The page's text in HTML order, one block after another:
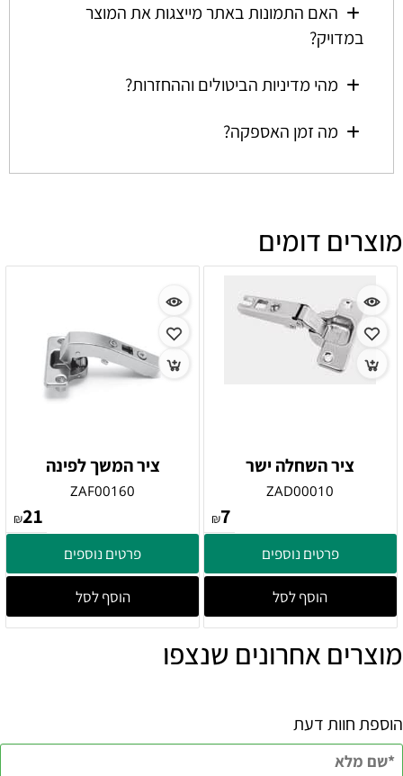
האם התמונות באתר מייצגות את המוצר
במדויק?
מהי מדיניות הביטולים וההחזרות?
מה זמן האספקה?
מוצרים דומים
ציר השחלה ישר
ZAD00010
₪7
פרטים נוספים
הוסף לסל
ציר המשך לפינה
ZAF00160
₪21
פרטים נוספים
הוסף לסל
מוצרים אחרונים שנצפו
הוספת חוות דעת